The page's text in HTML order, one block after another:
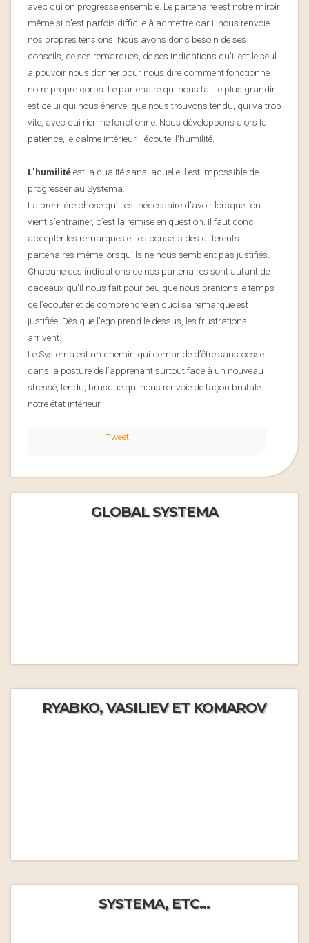
avec qui on progresse ensemble. Le partenaire est notre miroir
même si c’est parfois difficile à admettre car il nous renvoie
nos propres tensions. Nous avons donc besoin de ses
conseils, de ses remarques, de ses indications qu’il est le seul
à pouvoir nous donner pour nous dire comment fonctionne
notre propre corps. Le partenaire qui nous fait le plus grandir
est celui qui nous énerve, que nous trouvons tendu, qui va trop
vite, avec qui rien ne fonctionne. Nous développons alors la
patience, le calme intérieur, l’écoute, l’humilité.
L’humilitéest la qualité sans laquelle il est impossible de
progresser au Systema.
La première chose qu’il est nécessaire d’avoir lorsque l’on
vient s’entrainer, c’est la remise en question. Il faut donc
accepter les remarques et les conseils des différents
partenaires même lorsqu’ils ne nous semblent pas justifiés.
Chacune des indications de nos partenaires sont autant de
cadeaux qu’il nous fait pour peu que nous prenions le temps
de l’écouter et de comprendre en quoi sa remarque est
justifiée. Dès que l’ego prend le dessus, les frustrations
arrivent.
Le Systema est un chemin qui demande d’être sans cesse
dans la posture de l’apprenant surtout face à un nouveau
stressé, tendu, brusque qui nous renvoie de façon brutale
notre état intérieur.
Tweet
GLOBAL SYSTEMA
RYABKO, VASILIEV ET KOMAROV
SYSTEMA, ETC...